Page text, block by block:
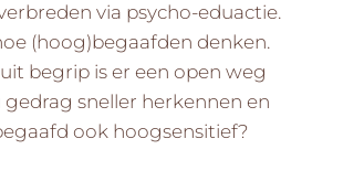
via psycho-eduactie.
(hoog)begaafden denken.
begrip is er een open weg
sneller herkennen en
ook hoogsensitief?